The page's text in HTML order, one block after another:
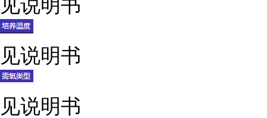
见说明书
见说明书
见说明书